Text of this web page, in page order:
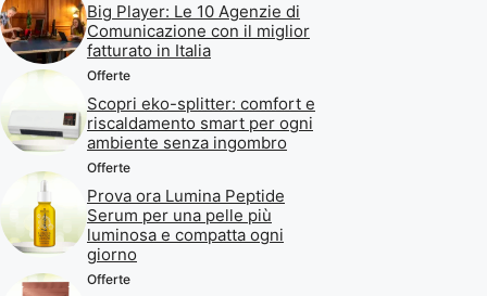
Big Player: Le 10 Agenzie di
Comunicazione con il miglior
fatturato in Italia
Offerte
Scopri eko-splitter: comfort e
riscaldamento smart per ogni
ambiente senza ingombro
Offerte
Prova ora Lumina Peptide
Serum per una pelle più
luminosa e compatta ogni
giorno
Offerte